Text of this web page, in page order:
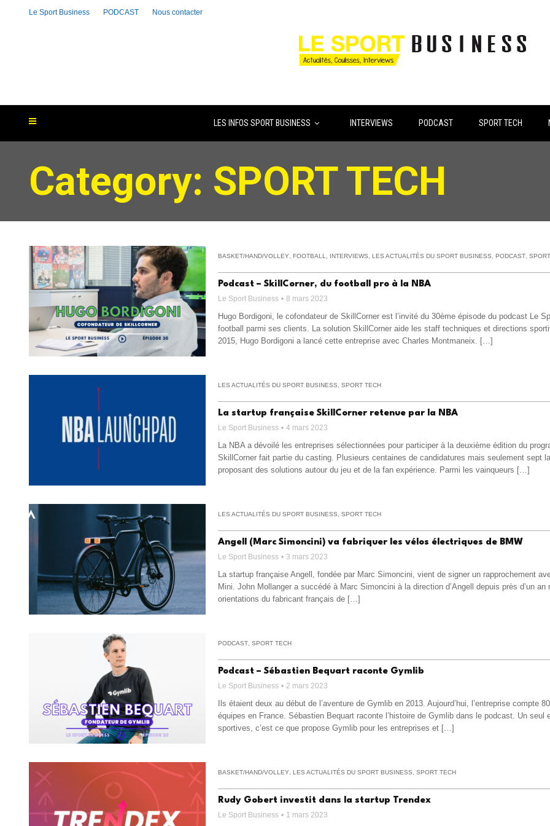
LES INFOS SPORT BUSINESS INTERVIEWS PODCAST SPORT TECH
Le Sport Business PODCAST Nous contacter
Category: SPORT TECH
BASKET/HAND/VOLLEY FOOTBALL INTERVIEWS LES ACTUALITÉS DU SPORT BUSINESS PODCAST
Podcast – SkillCorner, du football pro à la NBA
Le Sport Business 8 mars 2023
Hugo Bordigoni, le cofondateur de SkillCorner est l’invité du 30ème épisode du podcast Le
football parmi ses clients. La solution SkillCorner aide les staff techniques et directions
2015, Hugo Bordigoni a lancé cette entreprise avec Charles Montmaneix. […]
LES ACTUALITÉS DU SPORT BUSINESS SPORT TECH
La startup française SkillCorner retenue par la NBA
Le Sport Business 4 mars 2023
La NBA a dévoilé les entreprises sélectionnées pour participer à la deuxième édition du
SkillCorner fait partie du casting. Plusieurs centaines de candidatures mais seulement sept
proposant des solutions autour du jeu et de la fan expérience. Parmi les vainqueurs […]
LES ACTUALITÉS DU SPORT BUSINESS SPORT TECH
Angell (Marc Simoncini) va fabriquer les vélos électriques de BMW
Le Sport Business 3 mars 2023
La startup française Angell, fondée par Marc Simoncini, vient de signer un rapprochement
Mini. John Mollanger a succédé à Marc Simoncini à la direction d’Angell depuis près d’un
orientations du fabricant français de […]
PODCAST SPORT TECH
Podcast – Sébastien Bequart raconte Gymlib
Le Sport Business 2 mars 2023
Ils étaient deux au début de l’aventure de Gymlib en 2013. Aujourd’hui, l’entreprise compte
équipes en France. Sébastien Bequart raconte l’histoire de Gymlib dans le podcast. Un
sportives, c’est ce que propose Gymlib pour les entreprises et […]
BASKET/HAND/VOLLEY LES ACTUALITÉS DU SPORT BUSINESS SPORT TECH
Rudy Gobert investit dans la startup Trendex
Le Sport Business 1 mars 2023